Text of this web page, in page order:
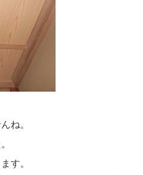
ね。
す。